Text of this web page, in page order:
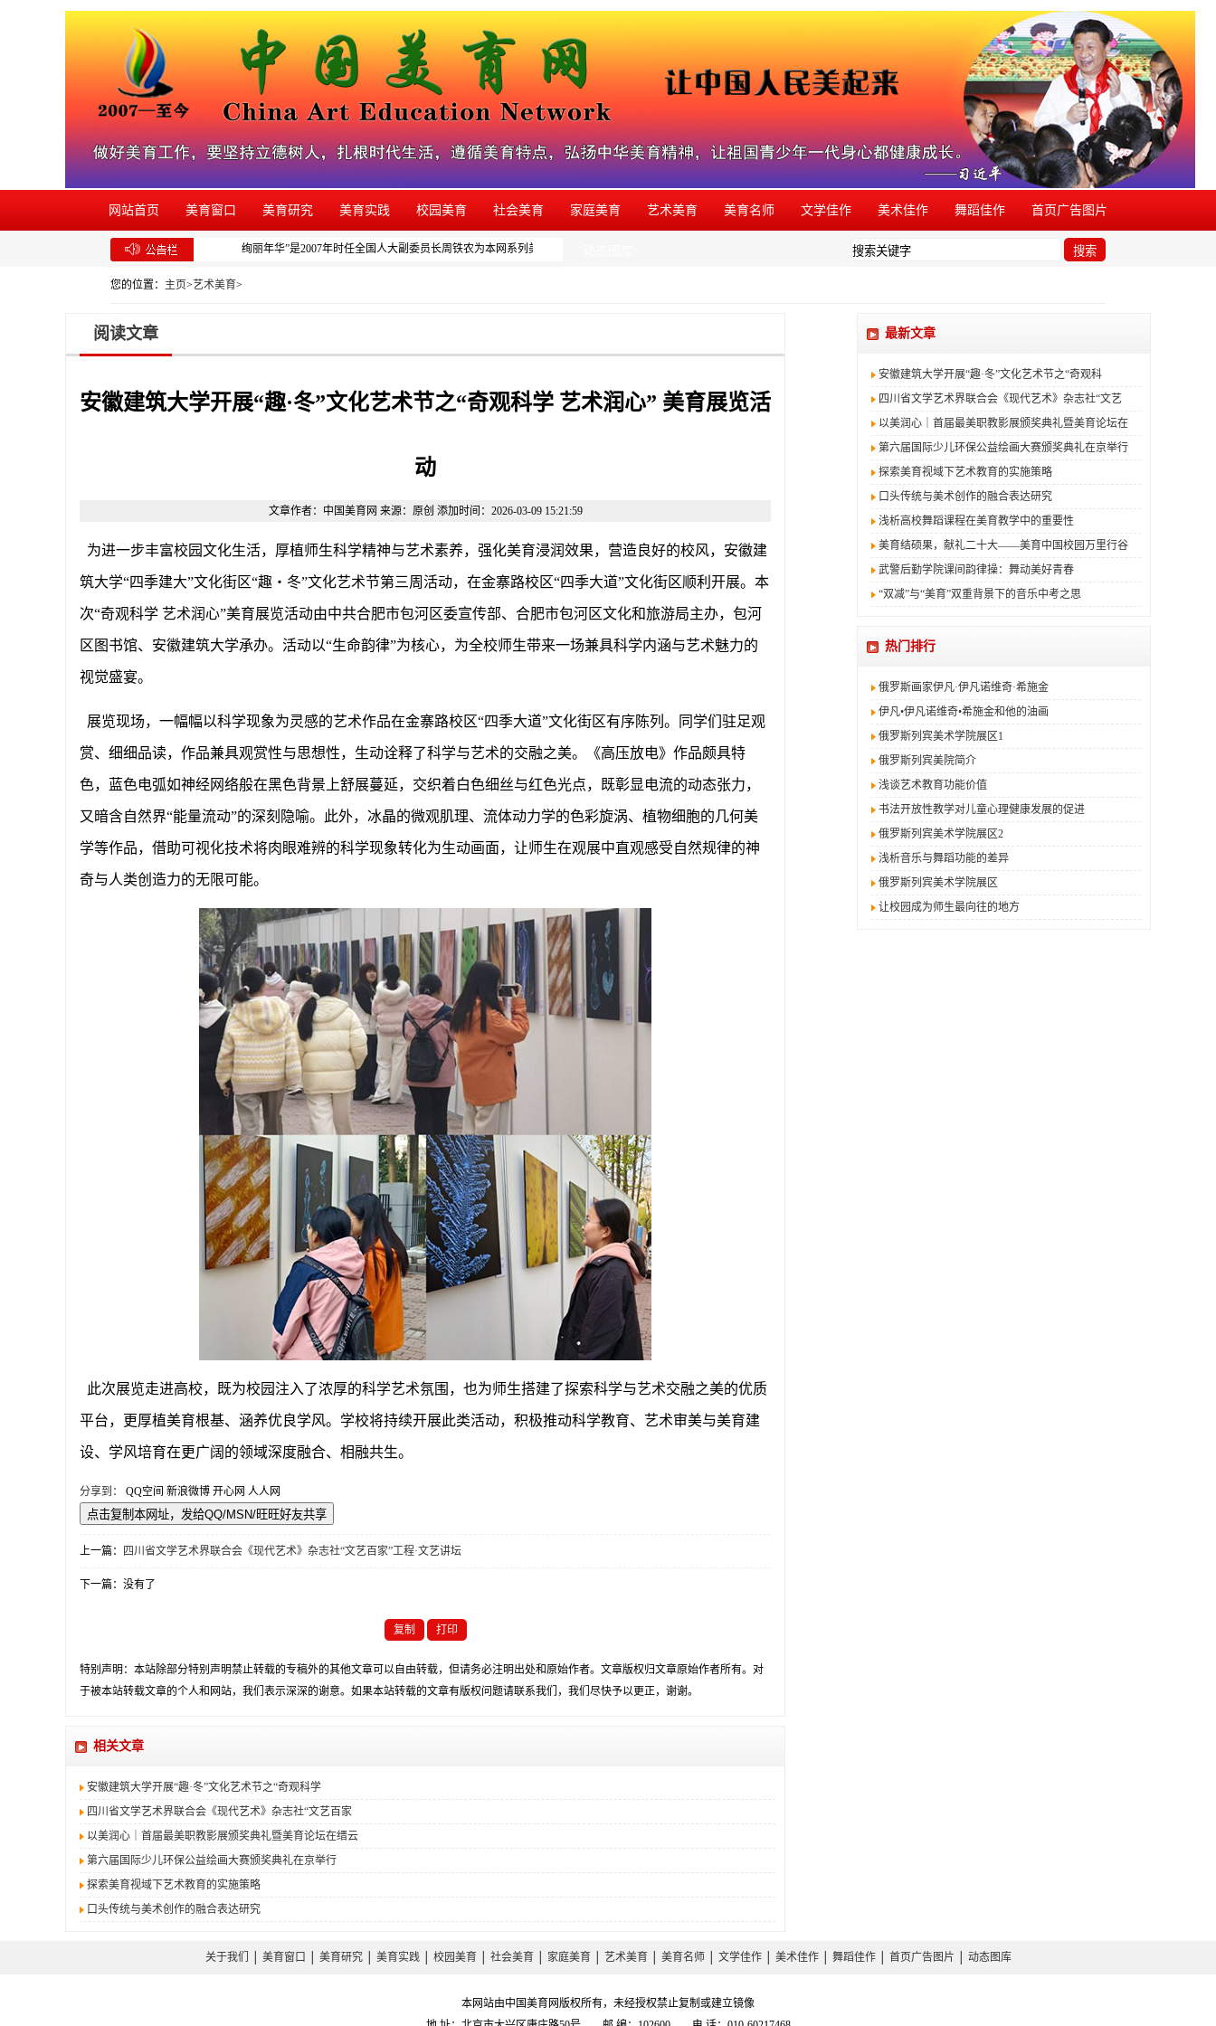
网站首页 美育窗口 美育研究 美育实践 校园美育 社会美育 家庭美育 艺术美育 美育名师 文学佳作 美术佳作 舞蹈佳作 首页广告图片
绚丽年华”是2007年时任全国人大副委员长周铁农为本网系列美育活动题写的品牌名称，如发现有同类活动盗用本品牌，欢迎举报。 搜索
您的位置： 主页>艺术美育>
阅读文章
安徽建筑大学开展“趣·冬”文化艺术节之“奇观科学 艺术润心” 美育展览活
动
文章作者：中国美育网 来源：原创 添加时间：2026-03-09 15:21:59
为进一步丰富校园文化生活，厚植师生科学精神与艺术素养，强化美育浸润效果，营造良好的校风，安徽建
筑大学“四季建大”文化街区“趣・冬”文化艺术节第三周活动，在金寨路校区“四季大道”文化街区顺利开展。本
次“奇观科学 艺术润心”美育展览活动由中共合肥市包河区委宣传部、合肥市包河区文化和旅游局主办，包河
区图书馆、安徽建筑大学承办。活动以“生命韵律”为核心，为全校师生带来一场兼具科学内涵与艺术魅力的
视觉盛宴。
展览现场，一幅幅以科学现象为灵感的艺术作品在金寨路校区“四季大道”文化街区有序陈列。同学们驻足观
赏、细细品读，作品兼具观赏性与思想性，生动诠释了科学与艺术的交融之美。《高压放电》作品颇具特
色，蓝色电弧如神经网络般在黑色背景上舒展蔓延，交织着白色细丝与红色光点，既彰显电流的动态张力，
又暗含自然界“能量流动”的深刻隐喻。此外，冰晶的微观肌理、流体动力学的色彩旋涡、植物细胞的几何美
学等作品，借助可视化技术将肉眼难辨的科学现象转化为生动画面，让师生在观展中直观感受自然规律的神
奇与人类创造力的无限可能。
此次展览走进高校，既为校园注入了浓厚的科学艺术氛围，也为师生搭建了探索科学与艺术交融之美的优质
平台，更厚植美育根基、涵养优良学风。学校将持续开展此类活动，积极推动科学教育、艺术审美与美育建
设、学风培育在更广阔的领域深度融合、相融共生。
分享到： QQ空间 新浪微博 开心网 人人网
上一篇： 四川省文学艺术界联合会《现代艺术》杂志社“文艺百家”工程·文艺讲坛
下一篇：没有了
复制 打印
特别声明：本站除部分特别声明禁止转载的专稿外的其他文章可以自由转载，但请务必注明出处和原始作者。文章版权归文章原始作者所有。对
于被本站转载文章的个人和网站，我们表示深深的谢意。如果本站转载的文章有版权问题请联系我们，我们尽快予以更正，谢谢。
相关文章
安徽建筑大学开展“趣·冬”文化艺术节之“奇观科学
四川省文学艺术界联合会《现代艺术》杂志社“文艺百家
以美润心｜首届最美职教影展颁奖典礼暨美育论坛在缙云
第六届国际少儿环保公益绘画大赛颁奖典礼在京举行
探索美育视域下艺术教育的实施策略
口头传统与美术创作的融合表达研究
最新文章
安徽建筑大学开展“趣·冬”文化艺术节之“奇观科
四川省文学艺术界联合会《现代艺术》杂志社“文艺
以美润心｜首届最美职教影展颁奖典礼暨美育论坛在
第六届国际少儿环保公益绘画大赛颁奖典礼在京举行
探索美育视域下艺术教育的实施策略
口头传统与美术创作的融合表达研究
浅析高校舞蹈课程在美育教学中的重要性
美育结硕果，献礼二十大——美育中国校园万里行谷
武警后勤学院课间韵律操：舞动美好青春
“双减”与“美育”双重背景下的音乐中考之思
热门排行
俄罗斯画家伊凡·伊凡诺维奇·希施金
伊凡•伊凡诺维奇•希施金和他的油画
俄罗斯列宾美术学院展区1
俄罗斯列宾美院简介
浅谈艺术教育功能价值
书法开放性教学对儿童心理健康发展的促进
俄罗斯列宾美术学院展区2
浅析音乐与舞蹈功能的差异
俄罗斯列宾美术学院展区
让校园成为师生最向往的地方
关于我们 美育窗口 美育研究│ 美育实践│ 校园美育 社会美育 家庭美育 艺术美育 美育名师 文学佳作│ 美术佳作│ 舞蹈佳作│ 首页广告图片 动态图库
本网站由中国美育网版权所有，未经授权禁止复制或建立镜像